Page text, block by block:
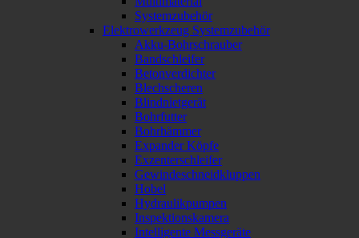
Systemzubehör
Elektrowerkzeug Systemzubehör
Akku-Bohrschrauber
Bandschleifer
Betonverdichter
Blechscheren
Blindnietgerät
Bohrfutter
Bohrhämmer
Expander Köpfe
Exzenterschleifer
Gewindeschneidkluppen
Hobel
Hydraulikpumpen
Inspektionskamera
Intelligente Messgeräte